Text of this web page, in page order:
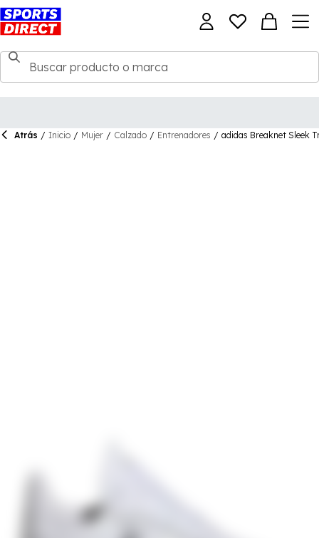
Atrás / Inicio / Mujer / Calzado / Entrenadores / adidas Breaknet Sleek